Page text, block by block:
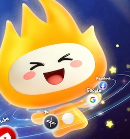
反对[0]
速器 旋风加速器
八戒看书
tyl加速器官网
ios加速器